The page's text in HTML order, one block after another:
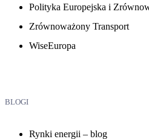
Polityka Europejska i
Zrównoważony Transport
WiseEuropa
BLOGI
Rynki energii – blog